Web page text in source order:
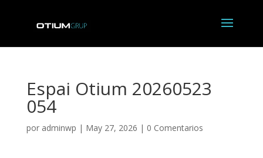
Espai Otium 20260523
054
por adminwp | May 27, 2026 | 0 Comentarios